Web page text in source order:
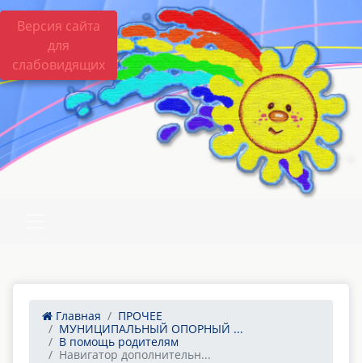
Версия сайта
для
слабовидящих
Главная
ПРОЧЕЕ
МУНИЦИПАЛЬНЫЙ ОПОРНЫЙ ...
В помощь родителям
Навигатор дополнительн...